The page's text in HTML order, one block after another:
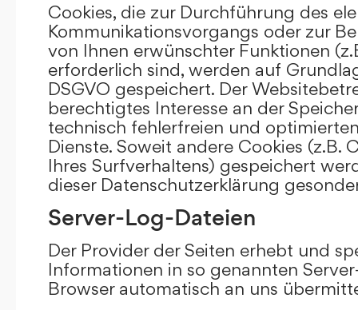
Cookies, die zur Durchführung des
Kommunikationsvorgangs oder zur
von Ihnen erwünschter Funktionen
erforderlich sind, werden auf
DSGVO gespeichert. Der
berechtigtes Interesse an der
technisch fehlerfreien und
Dienste. Soweit andere Cookies (z.B.
Ihres Surfverhaltens) gespeichert
dieser Datenschutzerklärung
Server-Log-Dateien
Der Provider der Seiten erhebt und
Informationen in so genannten
Browser automatisch an uns